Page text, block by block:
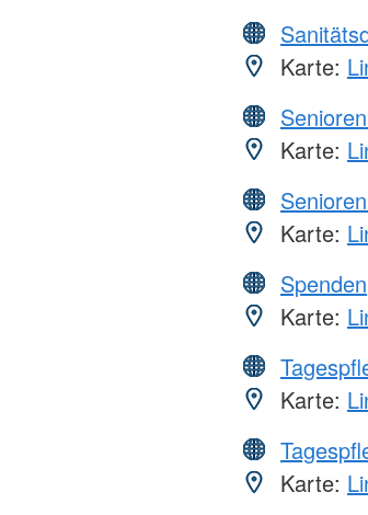
Karte:
Karte:
Karte:
Spenden
Karte:
Karte:
Karte: